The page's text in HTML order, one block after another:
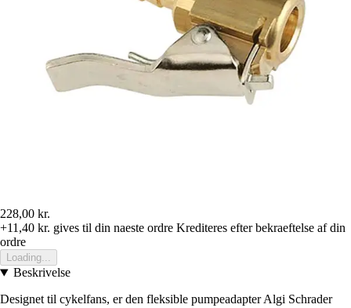
228,00 kr.
+11,40 kr. gives til din naeste ordre Krediteres efter bekraeftelse af din
ordre
Loading...
Beskrivelse
Designet til cykelfans, er den fleksible pumpeadapter Algi Schrader